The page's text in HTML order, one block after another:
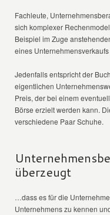
Fachleute,
sich komplexer
Beispiel im Zuge
eines
Jedenfalls entspricht der
eigentlichen
Preis, der bei einem
Börse erzielt werden kann.
verschiedene Paar Schuhe.
überzeugt
…dass es für die
Unternehmens zu kennen